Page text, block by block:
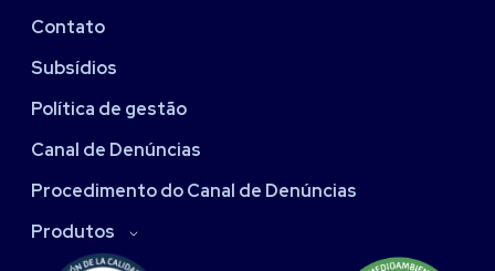
Contato
Subsídios
Política de gestão
Canal de Denúncias
Procedimento do Canal de Denúncias
Produtos